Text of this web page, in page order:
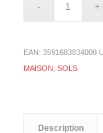
EAN: 3591683834008
MAISON SOLS
Description